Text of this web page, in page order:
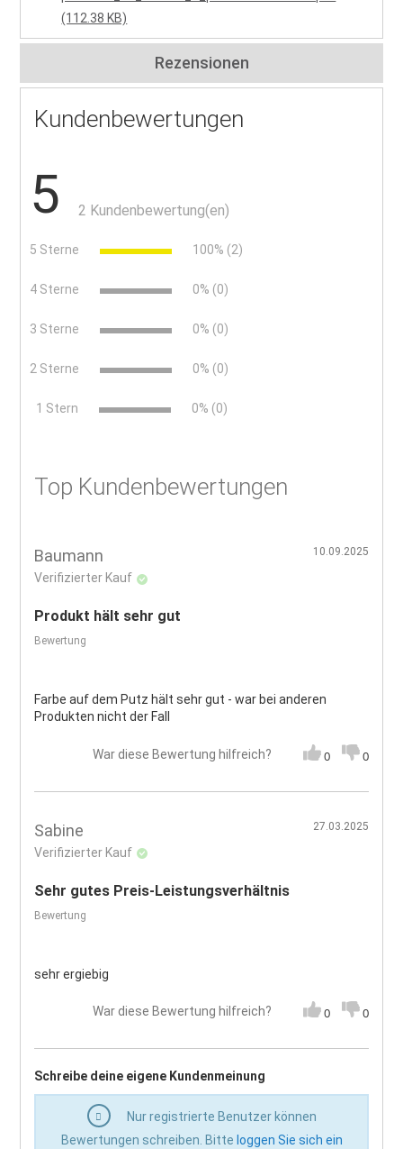
(112.38 KB)
Rezensionen
Kundenbewertungen
5 2 Kundenbewertung(en)
5 Sterne 100% (2)
4 Sterne 0% (0)
3 Sterne 0% (0)
2 Sterne 0% (0)
1 Stern 0% (0)
Top Kundenbewertungen
Baumann
Verifizierter Kauf
10.09.2025
Produkt hält sehr gut
Bewertung
Farbe auf dem Putz hält sehr gut - war bei anderen
Produkten nicht der Fall
War diese Bewertung hilfreich? 0 0
Sabine
Verifizierter Kauf
27.03.2025
Sehr gutes Preis-Leistungsverhältnis
Bewertung
sehr ergiebig
War diese Bewertung hilfreich? 0 0
Schreibe deine eigene Kundenmeinung
Nur registrierte Benutzer können
Bewertungen schreiben. Bitte loggen Sie sich ein